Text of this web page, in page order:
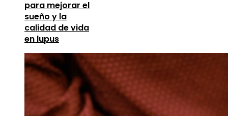
para mejorar el
sueño y la
calidad de vida
en lupus